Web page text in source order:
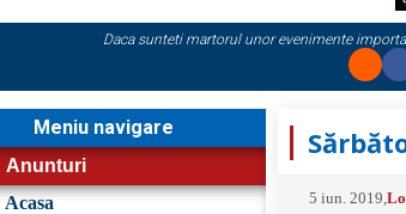
Daca sunteti martorul unor evenimente
Meniu navigare
Anunturi
Acasa
5 iun. 2019 ,